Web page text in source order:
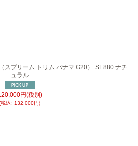
スプリーム トリム パナマ G20） SE880 ナチ
ュラル
円(税別)
税込 : 132,000円)